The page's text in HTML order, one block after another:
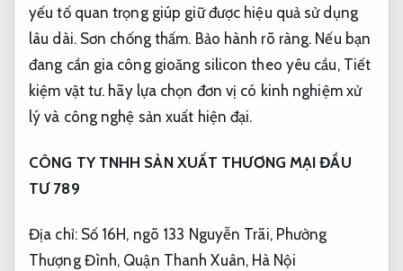
yếu tố quan trọng giúp giữ được hiệu quả sử dụng
lâu dài. Sơn chống thấm. Bảo hành rõ ràng. Nếu bạn
đang cần gia công gioăng silicon theo yêu cầu, Tiết
kiệm vật tư. hãy lựa chọn đơn vị có kinh nghiệm xử
lý và công nghệ sản xuất hiện đại.
CÔNG TY TNHH SẢN XUẤT THƯƠNG MẠI ĐẦU
TƯ 789
Địa chỉ: Số 16H, ngõ 133 Nguyễn Trãi, Phường
Thượng Đình, Quận Thanh Xuân, Hà Nội